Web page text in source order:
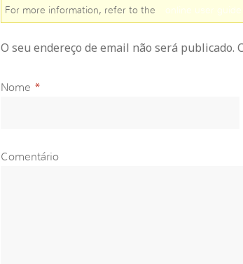
For more information, refer to the
online user guide
O seu endereço de email não será publicado.
Nome *
Comentário